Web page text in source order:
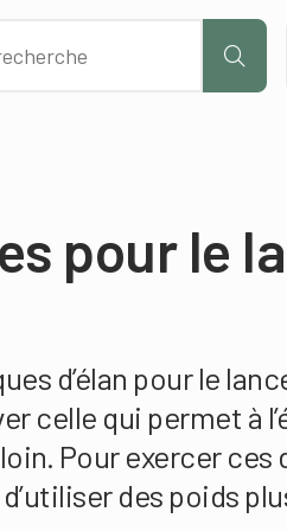
pour le
d’élan pour le
celle qui permet à
Pour exercer ces
des poids